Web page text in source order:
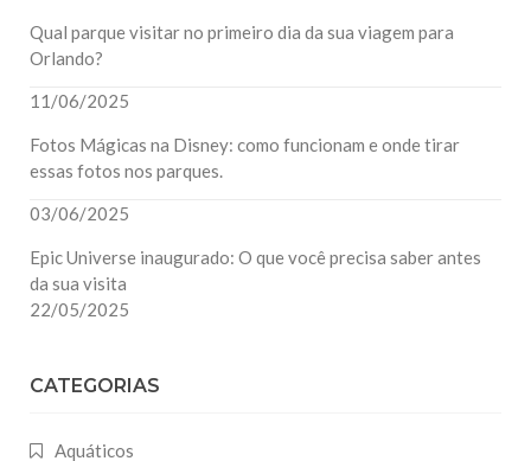
Qual parque visitar no primeiro dia da sua viagem para
Orlando?
11/06/2025
Fotos Mágicas na Disney: como funcionam e onde tirar
essas fotos nos parques.
03/06/2025
Epic Universe inaugurado: O que você precisa saber antes
da sua visita
22/05/2025
CATEGORIAS
Aquáticos